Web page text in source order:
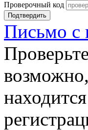
Проверочный код
Подтвердить
Письмо с